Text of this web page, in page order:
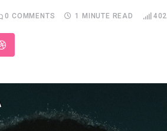
0 COMMENTS 1 MINUTE READ 402
StumbleUpon